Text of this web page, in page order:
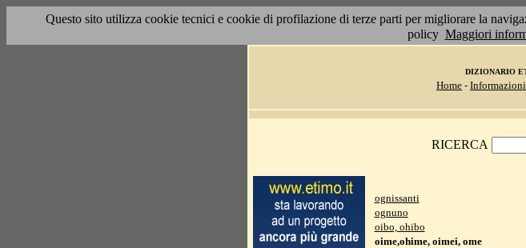
Questo sito utilizza cookie tecnici e cookie di profilazione di terze parti per migliorare la
policy Maggiori
DIZIONARIO
Home - Informazioni
RICERCA
ognissanti
ognuno
oibo, ohibo
oime,ohime, oimei, ome